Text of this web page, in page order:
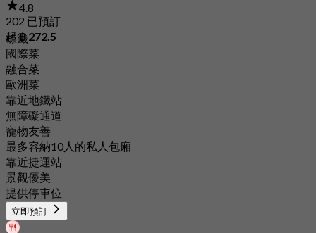
4.8
202 已預訂
起฿ 272.5
標籤
國際菜
融合菜
歐洲菜
靠近地鐵站
無障礙通道
寵物友善
最多容納10人的私人包廂
靠近捷運站
景觀優美
提供停車位
立即預訂